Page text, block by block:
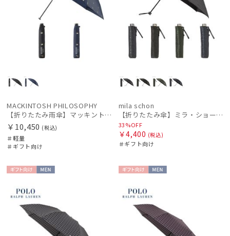
MACKINTOSH PHILOSOPHY
【折りたたみ雨傘】マッキントッシュ フィロソフィー（MACKINTOSH PHILOSOPHY）バーブレラ コーギー
￥10,450 (税込)
＃軽量
＃ギフト向け
mila schon
【折りたたみ傘】ミラ・ショーン(mila schon) ロゴジャガード
33%OFF
￥4,400 (税込)
＃ギフト向け
向け
向け